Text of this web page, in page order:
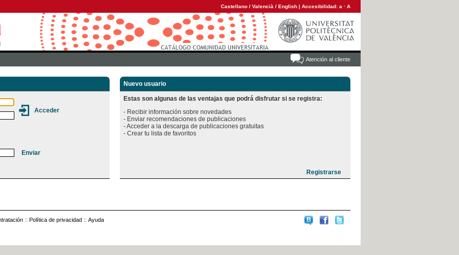
Castellano / Valencià / English | Accesibilidad: a · A
Atención al cliente
Nuevo usuario
Estas son algunas de las ventajas que podrá disfrutar si se registra:
- Recibir información sobre novedades
- Enviar recomendaciones de publicaciones
- Acceder a la descarga de publicaciones gratuitas
:: Política de privacidad :: Ayuda